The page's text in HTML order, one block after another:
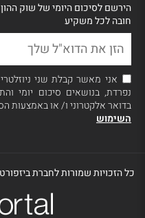
הירשם לסיכום היומי של שוק
חובה לכל משקיע
אני מאשר קבלת שני
נפרדת, בנושאים סיכום יומי
בדואר אלקטרוני ו/ או באמצעות
השימוש
כל הזכויות שמורות לחברת